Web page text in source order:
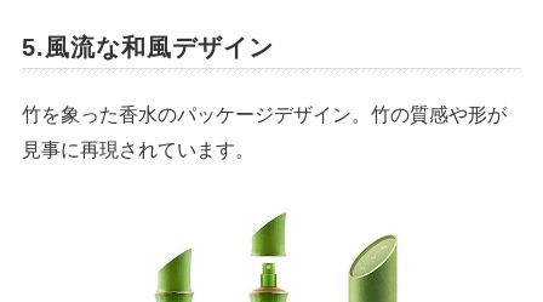
5.風流な和風デザイン
竹を象った香水のパッケージデザイン。竹の質感や形が
見事に再現されています。